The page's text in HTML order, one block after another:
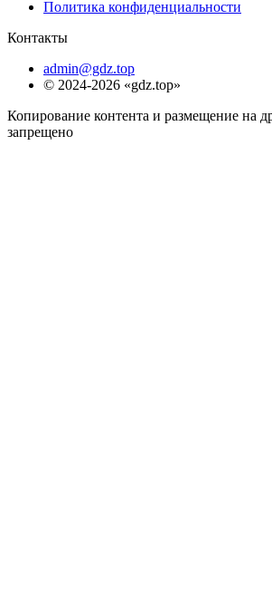
Политика конфиденциальности
Контакты
admin@gdz.top
© 2024-2026 «gdz.top»
Копирование контента и размещение на
запрещено